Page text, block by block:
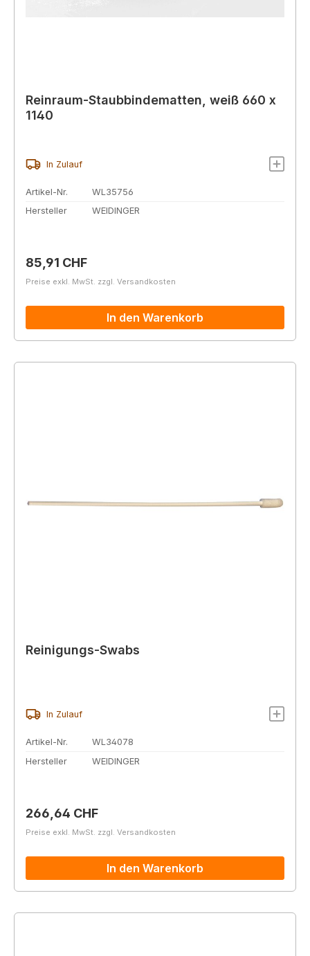
Reinraum-Staubbindematten, weiß 660 x
1140
In Zulauf
Artikel-Nr.
WL35756
Hersteller
WEIDINGER
Regulärer Preis:
85,91 CHF
Preise exkl. MwSt. zzgl. Versandkosten
In den Warenkorb
Reinigungs-Swabs
In Zulauf
Artikel-Nr.
WL34078
Hersteller
WEIDINGER
Regulärer Preis:
266,64 CHF
Preise exkl. MwSt. zzgl. Versandkosten
In den Warenkorb